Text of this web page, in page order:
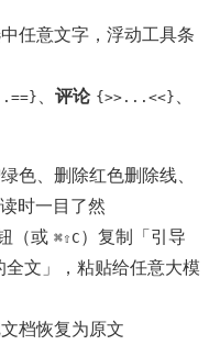
任意文字，浮动工具条
评论 {>>...<<}
色、删除红色删除线、
时一目了然
（或 ⌘⇧C ）复制「引导
全文」，粘贴给任意大模
档恢复为原文